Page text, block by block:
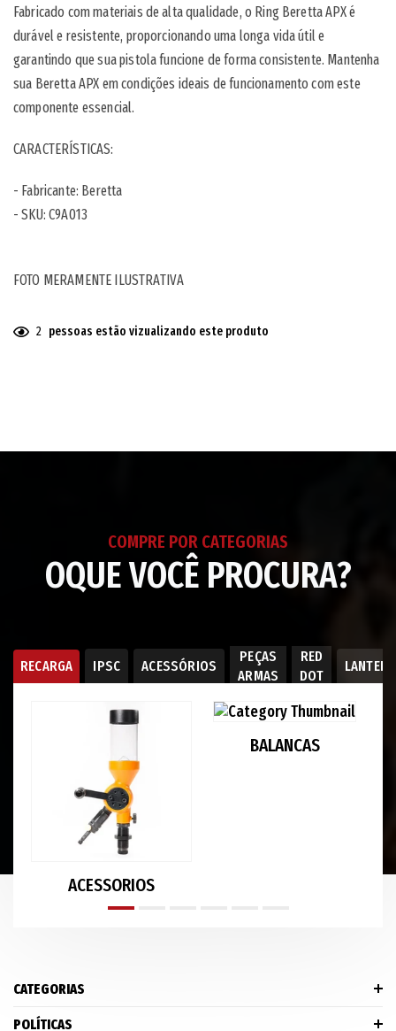
Fabricado com materiais de alta qualidade, o Ring Beretta APX é
durável e resistente, proporcionando uma longa vida útil e
garantindo que sua pistola funcione de forma consistente. Mantenha
sua Beretta APX em condições ideais de funcionamento com este
componente essencial.
CARACTERÍSTICAS:
- Fabricante: Beretta
- SKU: C9A013
FOTO MERAMENTE ILUSTRATIVA
2 pessoas estão vizualizando este produto
carrinho
COMPRE POR CATEGORIAS
OQUE VOCÊ PROCURA?
RECARGA IPSC ACESSÓRIOS
PEÇAS
ARMAS
RED
DOT
ACESSORIOS
BALANCAS
CATEGORIAS
POLÍTICAS